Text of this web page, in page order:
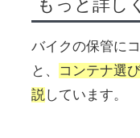
もっと詳し
バイクの保管に
と、
コンテナ選
説 しています。